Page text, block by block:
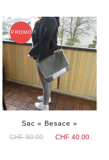
PROMO !
Sac « Besace »
CHF80.00
LeCHF 40.00